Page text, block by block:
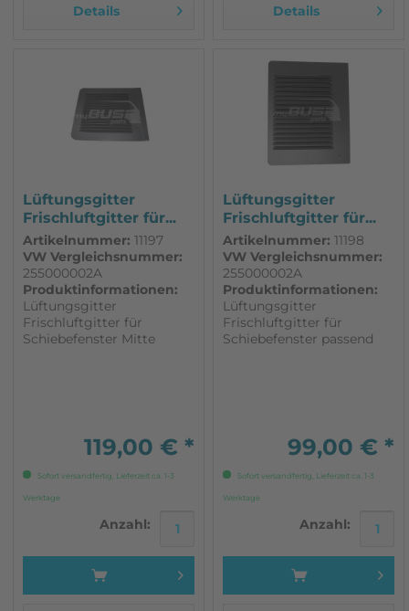
Details Details
Lüftungsgitter
Frischluftgitter für...
Artikelnummer: 11197
VW Vergleichsnummer:
255000002A
Produktinformationen:
Lüftungsgitter
Frischluftgitter für
Schiebefenster Mitte
Moskitonetz119,00 € *
Sofort versandfertig, Lieferzeit ca. 1-3
Werktage
Anzahl:
Lüftungsgitter
Frischluftgitter für...
Artikelnummer: 11198
VW Vergleichsnummer:
255000002A
Produktinformationen:
Lüftungsgitter
Frischluftgitter für
Schiebefenster passend
99,00 € *
Sofort versandfertig, Lieferzeit ca. 1-3
Werktage
Anzahl: